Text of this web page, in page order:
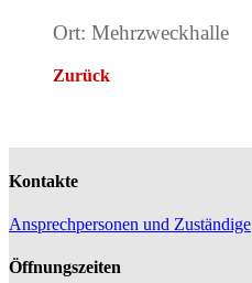
Ort: Mehrzweckhalle
Zurück
Kontakte
Ansprechpersonen und Zuständige
Öffnungszeiten